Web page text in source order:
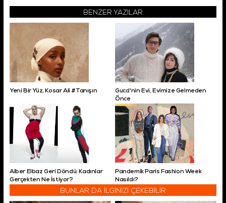
BENZER YAZILAR
Yeni Bir Yüz, Kosar Ali #Tanışın
Gucci'nin Evi, Evimize Gelmeden
Önce
Alber Elbaz Geri Döndü: Kadınlar
Gerçekten Ne İstiyor?
Pandemik Paris Fashion Week
Nasıldı?
BUNLAR DA İLGİNİZİ ÇEKEBİLİR